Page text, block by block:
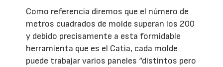
Como referencia diremos que el número de
metros cuadrados de molde superan los 200
y debido precisamente a esta formidable
herramienta que es el Catia, cada molde
puede trabajar varios paneles “distintos pero